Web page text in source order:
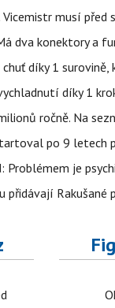
musí
dva konektory a
díky 1
díky 1
ročně. Na
po 9 letech
Problémem je
Rakušané